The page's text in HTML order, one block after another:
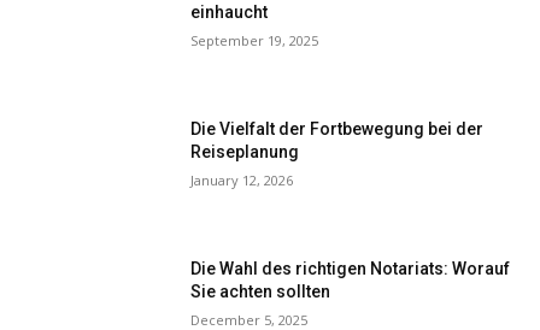
einhaucht
September 19, 2025
Die Vielfalt der Fortbewegung bei der
Reiseplanung
January 12, 2026
Die Wahl des richtigen Notariats: Worauf
Sie achten sollten
December 5, 2025